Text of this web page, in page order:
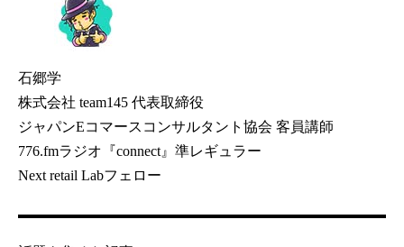
石郷学
株式会社 team145 代表取締役
ジャパンEコマースコンサルタント協会 客員講師
776.fmラジオ『connect』準レギュラー
Next retail Labフェロー